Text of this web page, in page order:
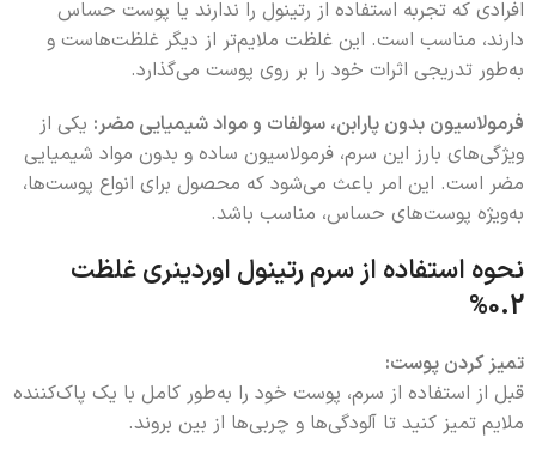
افرادی که تجربه استفاده از رتینول را ندارند یا پوست حساس
دارند، مناسب است. این غلظت ملایم‌تر از دیگر غلظت‌هاست و
به‌طور تدریجی اثرات خود را بر روی پوست می‌گذارد.
فرمولاسیون بدون پارابن، سولفات و مواد شیمیایی مضر: یکی از
ویژگی‌های بارز این سرم، فرمولاسیون ساده و بدون مواد شیمیایی
مضر است. این امر باعث می‌شود که محصول برای انواع پوست‌ها،
به‌ویژه پوست‌های حساس، مناسب باشد.
نحوه استفاده از سرم رتینول اوردینری غلظت
0.2%
تمیز کردن پوست:
قبل از استفاده از سرم، پوست خود را به‌طور کامل با یک پاک‌کننده
ملایم تمیز کنید تا آلودگی‌ها و چربی‌ها از بین بروند.